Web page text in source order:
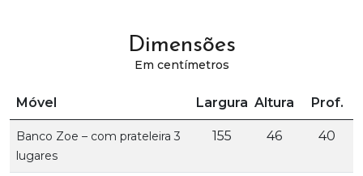
Dimensões
Em centímetros
Móvel Largura Altura Prof.
Banco Zoe – com prateleira 3
lugares
155 46 40